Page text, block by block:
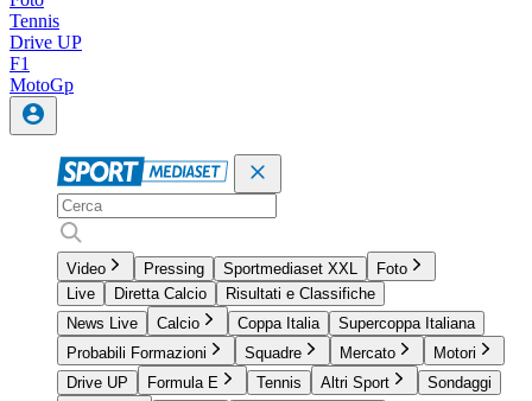
Tennis
Drive UP
F1
MotoGp
Video Pressing Sportmediaset XXL
Foto
Live
Diretta Calcio
Risultati e Classifiche
News Live
Calcio Coppa Italia
Supercoppa Italiana
Probabili Formazioni
Squadre Mercato
Motori
Drive UP
Formula E Tennis Altri Sport
Sondaggi